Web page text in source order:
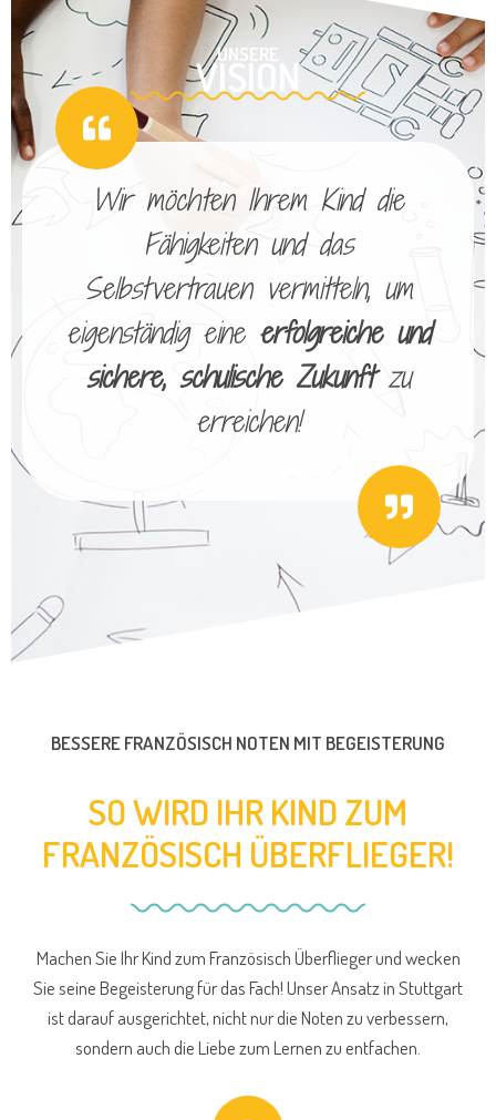
UNSERE
VISION
Wir möchten Ihrem Kind die
Fähigkeiten und das
Selbstvertrauen vermitteln, um
eigenständig eine erfolgreiche und
sichere, schulische Zukunftzu
erreichen!
BESSERE FRANZÖSISCH NOTEN MIT BEGEISTERUNG
SO WIRD IHR KIND ZUM
FRANZÖSISCH ÜBERFLIEGER!
Machen Sie Ihr Kind zum Französisch Überflieger und wecken
Sie seine Begeisterung für das Fach! Unser Ansatz in Stuttgart
ist darauf ausgerichtet, nicht nur die Noten zu verbessern,
sondern auch die Liebe zum Lernen zu entfachen.